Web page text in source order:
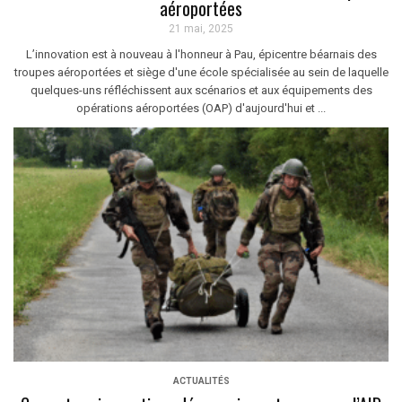
aéroportées
21 mai, 2025
L’innovation est à nouveau à l'honneur à Pau, épicentre béarnais des
troupes aéroportées et siège d'une école spécialisée au sein de laquelle
quelques-uns réfléchissent aux scénarios et aux équipements des
opérations aéroportées (OAP) d'aujourd'hui et ...
ACTUALITÉS